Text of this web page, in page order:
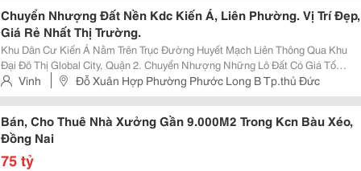
Chuyển Nhượng Đất Nền Kdc Kiến Á, Liên Phường. Vị Trí Đẹp,
Giá Rẻ Nhất Thị Trường.
Khu Dân Cư Kiến Á Nằm Trên Trục Đường Huyết Mạch Liên Thông Qua Khu
Đại Đô Thị Global City, Quận 2. Chuyển Nhượng Những Lô Đất Có Giá Tố
Nhất, Vị Trí Đẹp Nhất Và Giá Bán Tốt Nhất Thị Trường. * Thông Tin Lô Đất Cần
Bán. - Lô 135M&Sup2; View Công...
Vinh Đỗ Xuân Hợp Phường Phước Long B Tp.thủ Đức
Bán, Cho Thuê Nhà Xưởng Gần 9.000M2 Trong Kcn Bàu Xéo,
Đồng Nai
75 tỷ